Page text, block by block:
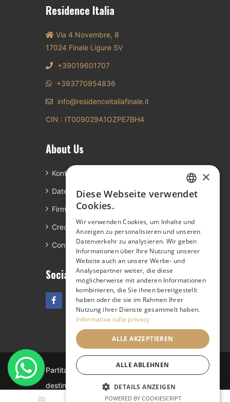
Residence Italia
Via 4 Novembre, 8
17024 Finale Ligure SV
+39019601707
+393770954836
info@residenceitaliafinale.it
CIN : IT009029A1OZPE7BH4
About Us
Kontakt
Datenschutz
Firmeninfo
Credits
Control Panel
Social
Partita IVA: 01811650090 - Codice
destinatario W7YVJK9 - Codice CITR:
ITALIAN
ENGLISH
GERMAN
×
Diese Webseite verwendet
Cookies.
Wir verwenden Cookies, um Inhalte und
Anzeigen zu personalisieren und unseren
Datenverkehr zu analysieren. Wir geben
Informationen über Ihre Nutzung unserer
Website auch an unsere Werbe- und
Analysepartner weiter, die diese
möglicherweise mit anderen Informationen
kombinieren, die Sie ihnen bereitgestellt
haben oder die sie im Rahmen Ihrer
Nutzung ihrer Dienste gesammelt haben.
Informativa sulla privacy
ALLE AKZEPTIEREN
ALLE ABLEHNEN
DETAILS ANZEIGEN
POWERED BY COOKIESCRIPT